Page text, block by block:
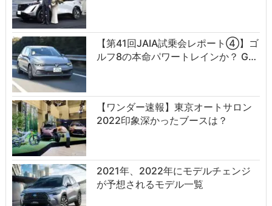
【第41回JAIA試乗会レポート④】ゴ
ルフ8の本命パワートレインか？ G…
【ワンダー速報】東京オートサロン
2022印象深かったブースは？
2021年、2022年にモデルチェンジ
が予想されるモデル一覧